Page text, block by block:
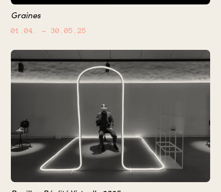
Graines
01.04. – 30.05.25